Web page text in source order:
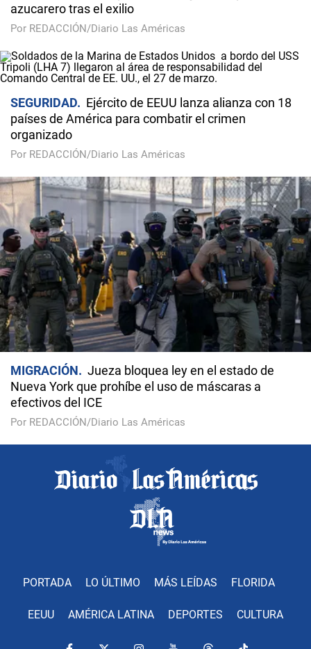
azucarero tras el exilio
Por REDACCIÓN/Diario Las Américas
SEGURIDAD
Ejército de EEUU lanza alianza con 18
países de América para combatir el crimen
organizado
Por REDACCIÓN/Diario Las Américas
MIGRACIÓN
Jueza bloquea ley en el estado de
Nueva York que prohíbe el uso de máscaras a
efectivos del ICE
Por REDACCIÓN/Diario Las Américas
PORTADA LO ÚLTIMO MÁS LEÍDAS FLORIDA
EEUU AMÉRICA LATINA DEPORTES CULTURA